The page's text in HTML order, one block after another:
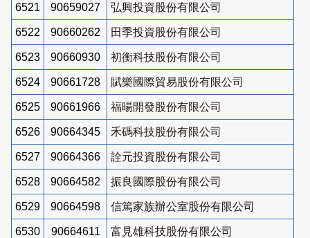
6521 90659027 弘興投資股份有限公司
6522 90660262 田季投資股份有限公司
6523 90660930 初衡科技股份有限公司
6524 90661728 賦樂國際貿易股份有限公司
6525 90661966 福暘開發股份有限公司
6526 90664345 禾碼科技股份有限公司
6527 90664366 詮元投資股份有限公司
6528 90664582 振良國際股份有限公司
6529 90664598 信篤家族辦公室股份有限公司
6530 90664611 富見雄科技股份有限公司